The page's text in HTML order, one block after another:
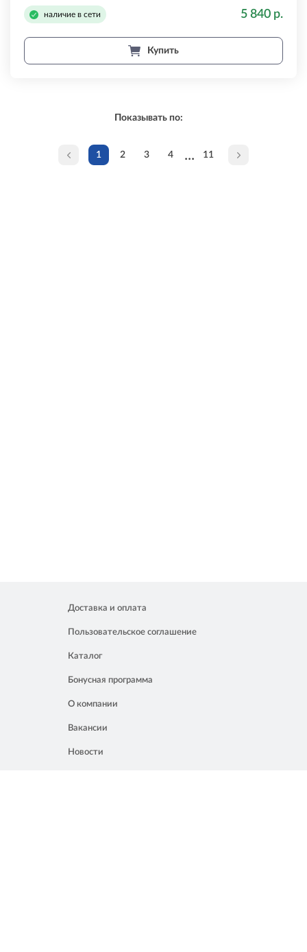
наличие в сети 5 840 р.
Купить
Показывать по:
1 2 3 4 ... 11
Доставка и оплата
Пользовательское соглашение
Каталог
Бонусная программа
О компании
Вакансии
Новости